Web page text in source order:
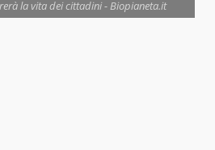
la vita dei cittadini - Biopianeta.it